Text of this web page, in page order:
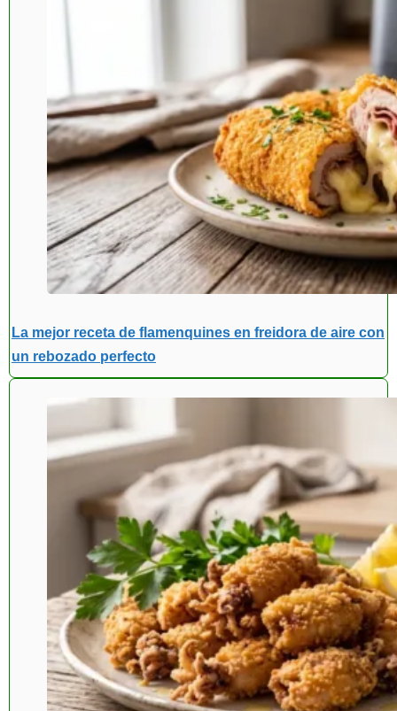
La mejor receta de flamenquines en freidora de aire con
un rebozado perfecto